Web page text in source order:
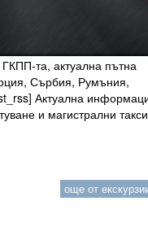
та, актуална пътна
Сърбия, Румъния,
Актуална
и магистрални
още от